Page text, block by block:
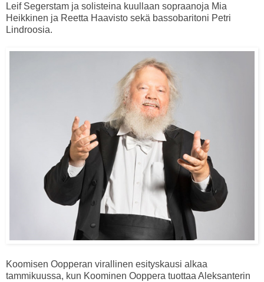
Leif Segerstam ja solisteina kuullaan sopraanoja Mia
Heikkinen ja Reetta Haavisto sekä bassobaritoni Petri
Lindroosia.
Koomisen Oopperan virallinen esityskausi alkaa
tammikuussa, kun Koominen Ooppera tuottaa Aleksanterin